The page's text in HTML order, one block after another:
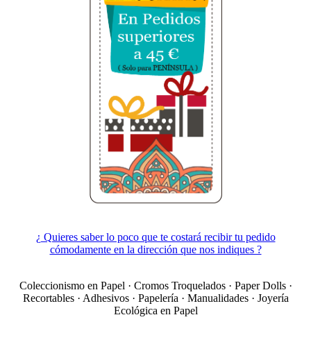
¿ Quieres saber lo poco que te costará recibir tu pedido
cómodamente en la dirección que nos indiques ?
Coleccionismo en Papel · Cromos Troquelados · Paper Dolls ·
Recortables · Adhesivos · Papelería · Manualidades · Joyería
Ecológica en Papel